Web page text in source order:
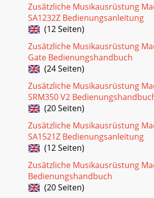
Zusätzliche Musikausrüstung
SA1232Z Bedienungsanleitung
(12 Seiten)
Zusätzliche Musikausrüstung
Gate Bedienungshandbuch
(24 Seiten)
Zusätzliche Musikausrüstung
SRM350 V2
(20 Seiten)
Zusätzliche Musikausrüstung
SA1521Z Bedienungsanleitung
(12 Seiten)
Zusätzliche Musikausrüstung
Bedienungshandbuch
(20 Seiten)